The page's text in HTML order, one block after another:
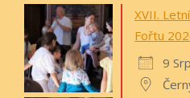
XVII.
Fořtu
9